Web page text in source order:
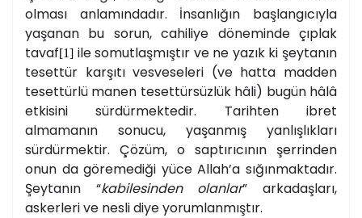
olması anlamındadır.
İnsanlığın başlangıcıyla
yaşanan bu sorun, cahiliye döneminde çıplak
tavaf[1] ile somutlaşmıştır ve ne yazık ki şeytanın
tesettür karşıtı vesveseleri (ve hatta madden
tesettürlü manen tesettürsüzlük hâli) bugün hâlâ
etkisini sürdürmektedir. Tarihten ibret
almamanın sonucu, yaşanmış yanlışlıkları
sürdürmektir. Çözüm, o saptırıcının şerrinden
onun da göremediği yüce Allah’a sığınmaktadır.
Şeytanın “kabilesinden olanlar” arkadaşları,
askerleri ve nesli diye yorumlanmıştır.